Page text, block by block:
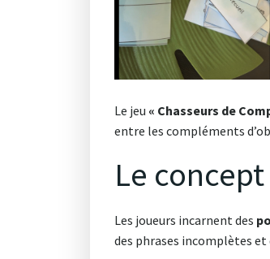
Le jeu « Chasseurs de
entre les compléments
Le
Les joueurs incarnent des
des phrases incomplètes